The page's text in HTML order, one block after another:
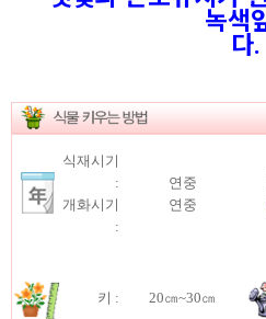
녹색잎에서
다.
식재시기
:
개화시기
:
연중
연중
키 : 20㎝~30㎝